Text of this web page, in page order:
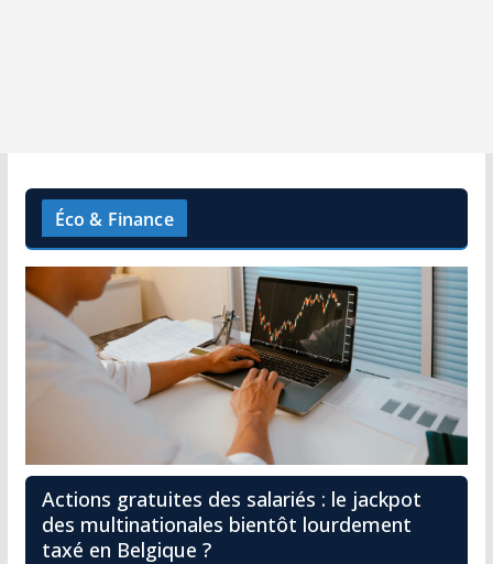
Éco & Finance
Actions gratuites des salariés : le jackpot
des multinationales bientôt lourdement
taxé en Belgique ?